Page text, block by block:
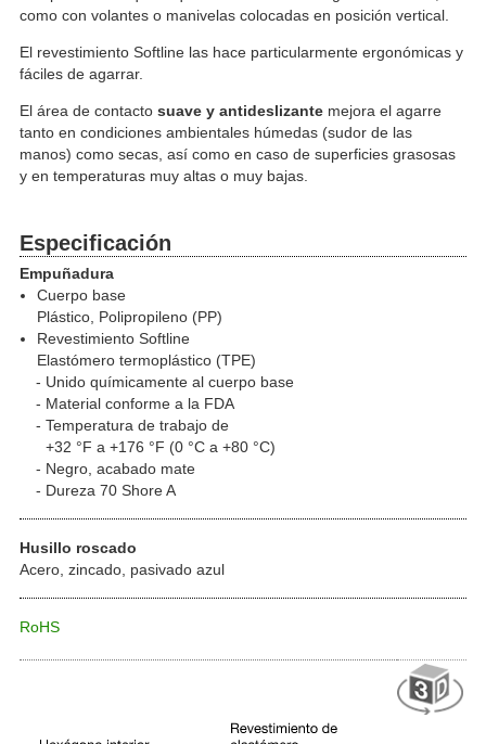
como con volantes o manivelas colocadas en posición vertical.
El revestimiento Softline las hace particularmente ergonómicas y
fáciles de agarrar.
El área de contacto suave y antideslizante mejora el agarre
tanto en condiciones ambientales húmedas (sudor de las
manos) como secas, así como en caso de superficies grasosas
y en temperaturas muy altas o muy bajas.
Especificación
Empuñadura
Cuerpo base
Plástico, Polipropileno (PP)
Revestimiento Softline
Elastómero termoplástico (TPE)
Unido químicamente al cuerpo base
Material conforme a la FDA
Temperatura de trabajo de
+32 °F a +176 °F (0 °C a +80 °C)
Negro, acabado mate
Dureza 70 Shore A
Husillo roscado
Acero, zincado, pasivado azul
RoHS